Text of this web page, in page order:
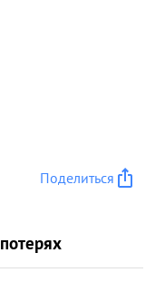
Поделиться